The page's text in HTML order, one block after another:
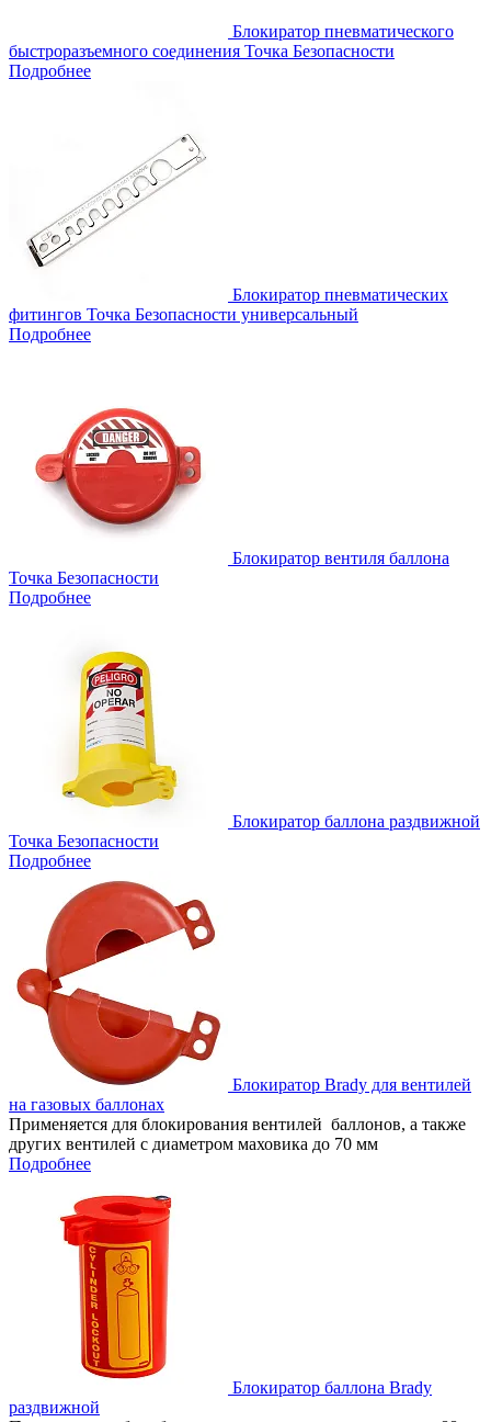
Блокиратор пневматического
быстроразъемного соединения Точка Безопасности
Подробнее
Блокиратор пневматических
фитингов Точка Безопасности универсальный
Подробнее
Блокиратор вентиля баллона
Точка Безопасности
Подробнее
Блокиратор баллона раздвижной
Точка Безопасности
Подробнее
Блокиратор Brady для вентилей
на газовых баллонах
Применяется для блокирования вентилей баллонов, а также
других вентилей с диаметром маховика до 70 мм
Подробнее
Блокиратор баллона Brady
раздвижной